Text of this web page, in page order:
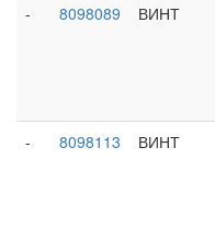
-
8098089 ВИНТ
-
8098113 ВИНТ